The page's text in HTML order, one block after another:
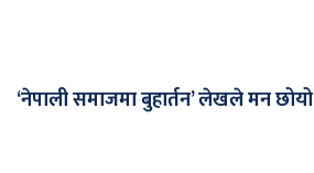
‘नेपाली समाजमा बुहार्तन’ लेखले मन छोयो